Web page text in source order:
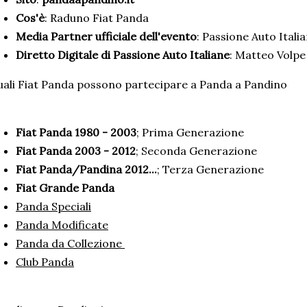
Cos'è: Raduno Fiat Panda
Media Partner ufficiale dell'evento: Passione Auto
Diretto Digitale di Passione Auto Italiane: Matteo Volpe
Fiat Panda possono partecipare a Panda a Pandino
Fiat Panda 1980 - 2003; Prima Generazione
Fiat Panda 2003 - 2012; Seconda Generazione
Fiat Panda/Pandina 2012...; Terza Generazione
Fiat Grande Panda
Panda Speciali
Panda Modificate
Panda da Collezione
Club Panda